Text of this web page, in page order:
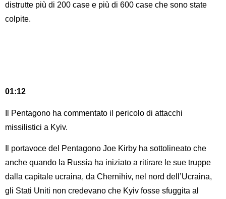
distrutte più di 200 case e più di 600 case che sono state
colpite.
01:12
Il Pentagono ha commentato il pericolo di attacchi
missilistici a Kyiv.
Il portavoce del Pentagono Joe Kirby ha sottolineato che
anche quando la Russia ha iniziato a ritirare le sue truppe
dalla capitale ucraina, da Chernihiv, nel nord dell’Ucraina,
gli Stati Uniti non credevano che Kyiv fosse sfuggita al